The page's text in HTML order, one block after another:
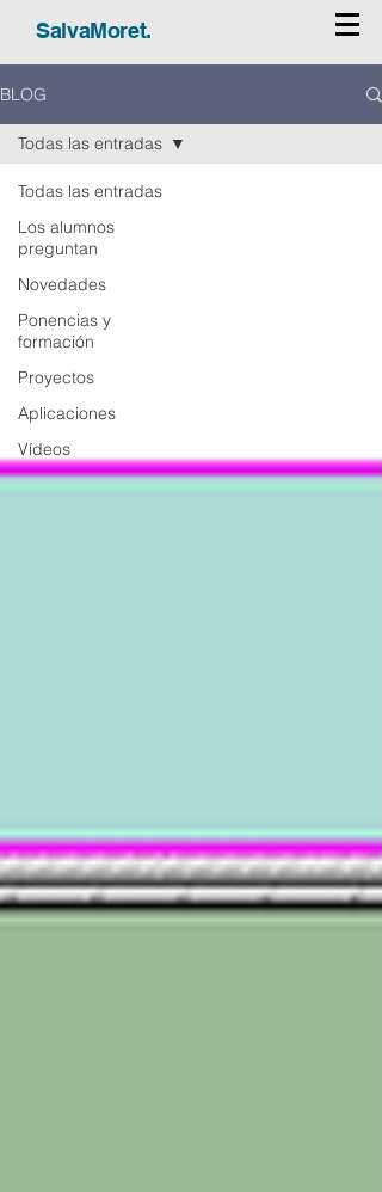
SalvaMoret.
BLOG
Todas las entradas
Los alumnos
preguntan
Novedades
Ponencias y
formación
Proyectos
Aplicaciones
Vídeos
Todas las entradas